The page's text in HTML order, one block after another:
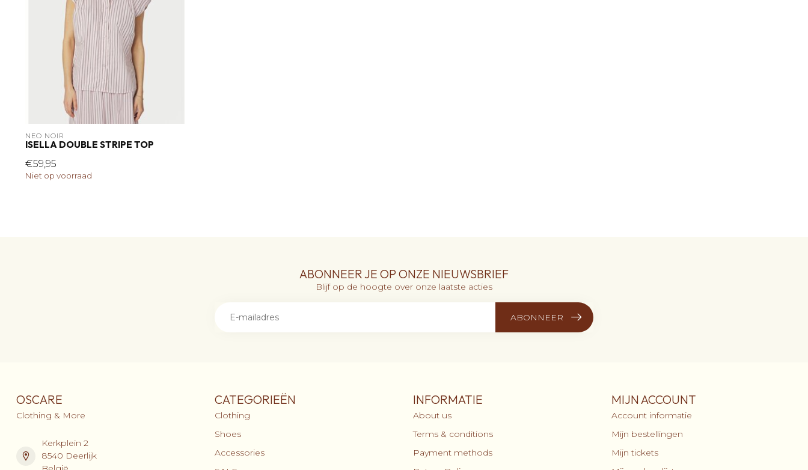
NEO NOIR
ISELLA DOUBLE STRIPE TOP
€59,95
Niet op voorraad
ABONNEER JE OP ONZE NIEUWSBRIEF
Blijf op de hoogte over onze laatste acties
ABONNEER
OSCARE
Clothing & More
Kerkplein 2
8540 Deerlijk
CATEGORIEËN
Clothing
Shoes
Accessories
INFORMATIE
About us
Terms & conditions
Payment methods
MIJN ACCOUNT
Account informatie
Mijn bestellingen
Mijn tickets